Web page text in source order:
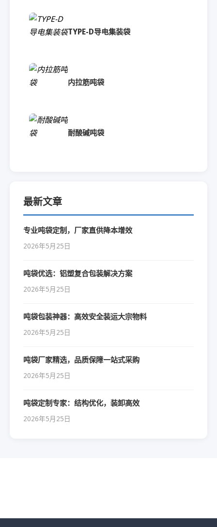
TYPE-D导电集装袋
内拉筋吨袋
耐酸碱吨袋
最新文章
专业吨袋定制，厂家直供降本增效
2026年5月25日
吨袋优选：铝塑复合包装解决方案
2026年5月25日
吨袋包装神器：高效安全装运大宗物料
2026年5月25日
吨袋厂家精选，品质保障一站式采购
2026年5月25日
吨袋定制专家：结构优化，装卸高效
2026年5月25日